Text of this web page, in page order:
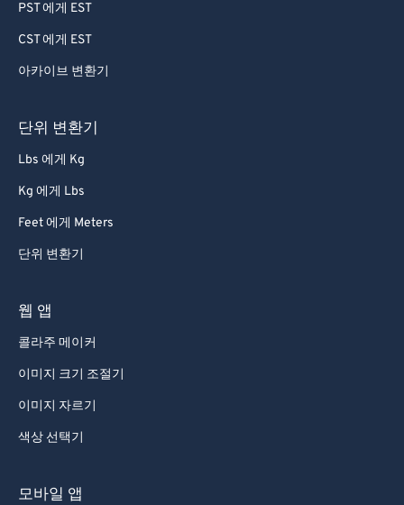
PST 에게 EST
CST 에게 EST
아카이브 변환기
단위 변환기
Lbs 에게 Kg
Kg 에게 Lbs
Feet 에게 Meters
단위 변환기
웹 앱
콜라주 메이커
이미지 크기 조절기
이미지 자르기
색상 선택기
모바일 앱